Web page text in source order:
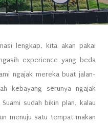
lengkap, kita akan pakai
experience yang beda
ngajak mereka buat jalan-
kebayang serunya ngajak
sudah bikin plan, kalau
menuju satu tempat makan